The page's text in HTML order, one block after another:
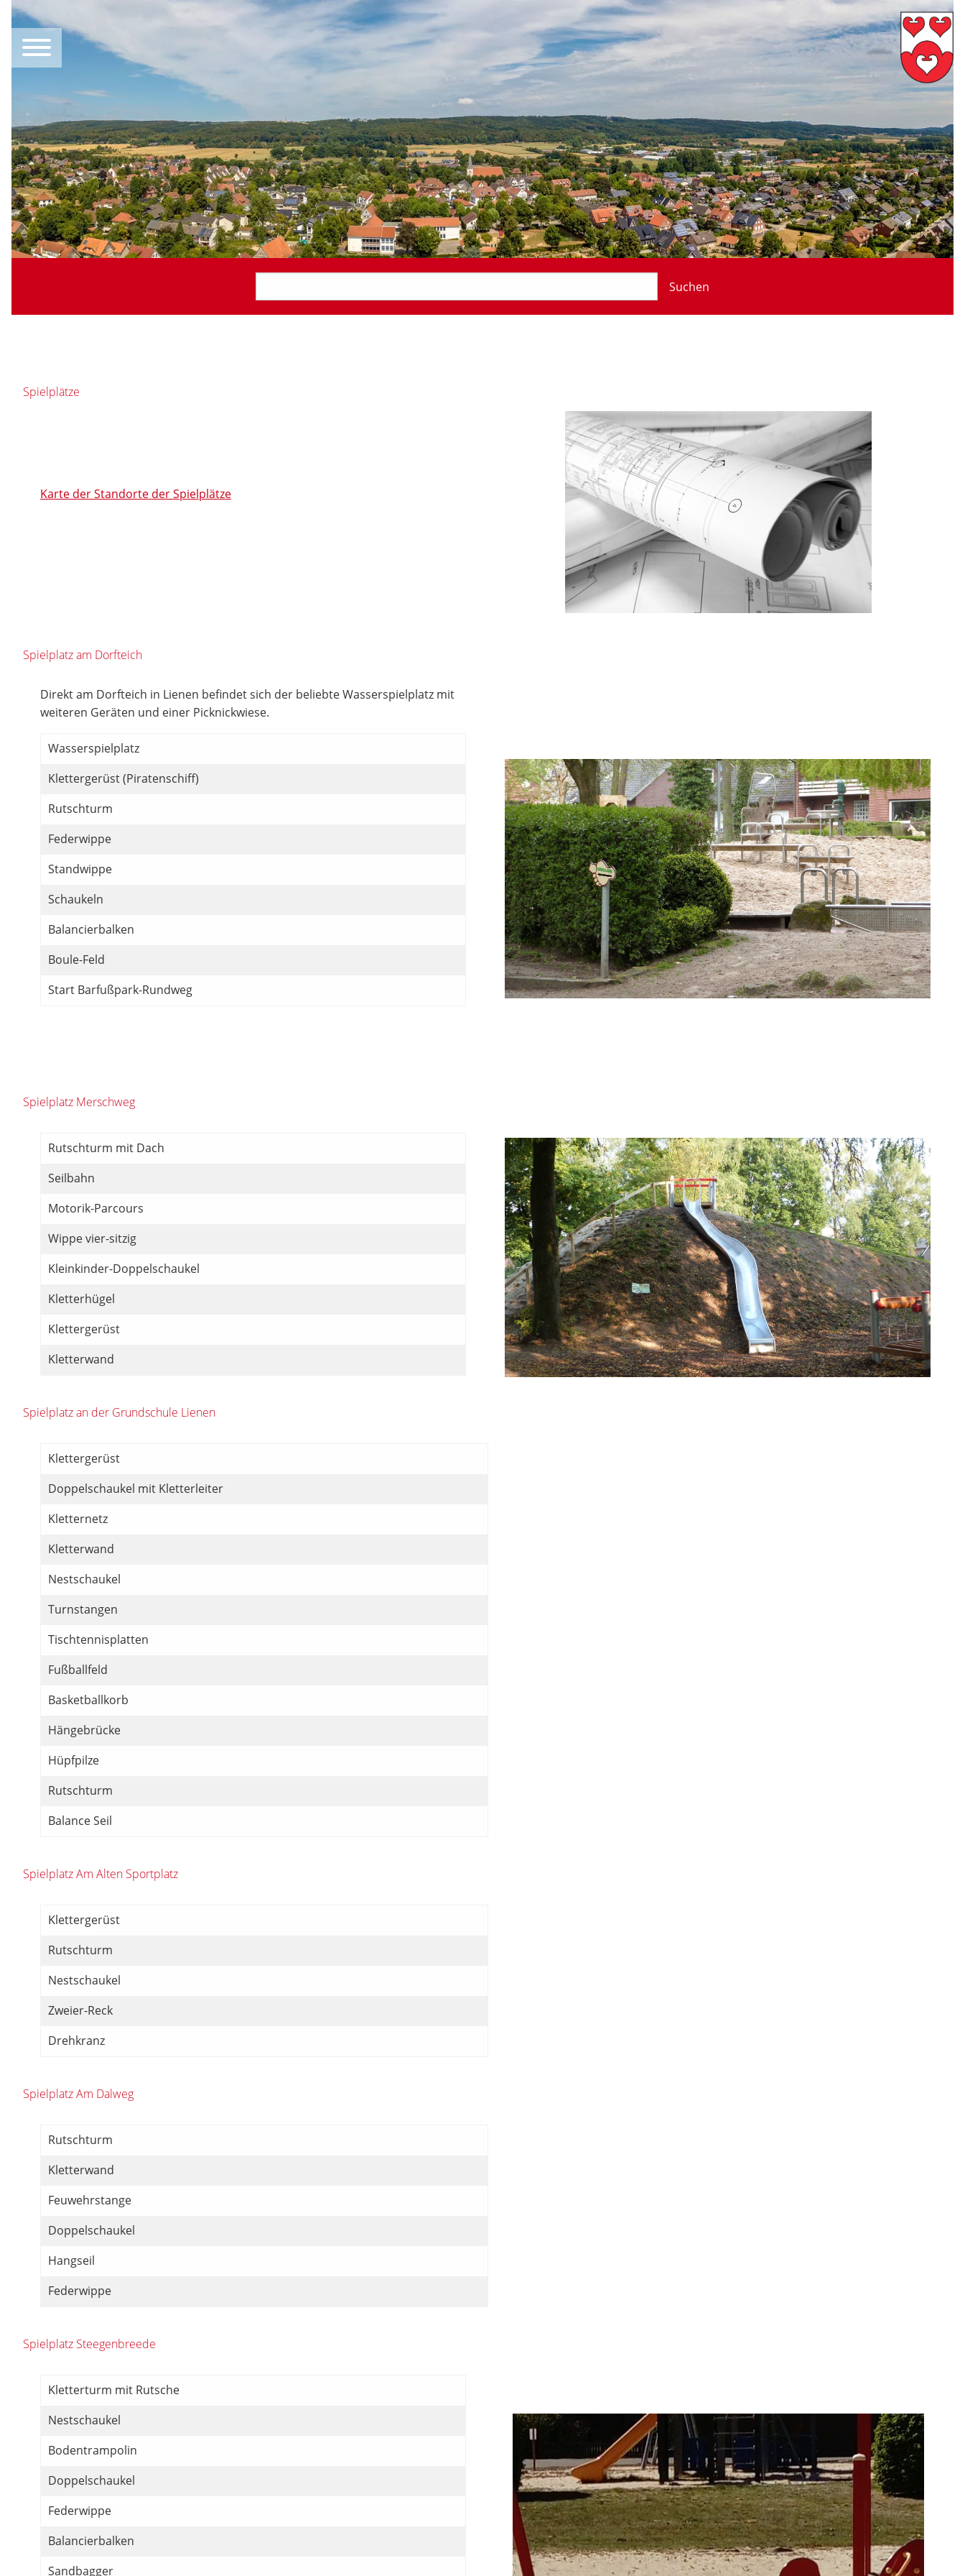
Suchen
Spielplätze
Karte der Standorte der Spielplätze
Spielplatz am Dorfteich
Direkt am Dorfteich in Lienen befindet sich der beliebte Wasserspielplatz mit
weiteren Geräten und einer Picknickwiese.
Wasserspielplatz
Klettergerüst (Piratenschiff)
Rutschturm
Federwippe
Standwippe
Schaukeln
Balancierbalken
Boule-Feld
Start Barfußpark-Rundweg
Spielplatz Merschweg
Rutschturm mit Dach
Seilbahn
Motorik-Parcours
Wippe vier-sitzig
Kleinkinder-Doppelschaukel
Kletterhügel
Klettergerüst
Kletterwand
Spielplatz an der Grundschule Lienen
Klettergerüst
Doppelschaukel mit Kletterleiter
Kletternetz
Kletterwand
Nestschaukel
Turnstangen
Tischtennisplatten
Fußballfeld
Basketballkorb
Hängebrücke
Hüpfpilze
Rutschturm
Balance Seil
Spielplatz Am Alten Sportplatz
Klettergerüst
Rutschturm
Nestschaukel
Zweier-Reck
Drehkranz
Spielplatz Am Dalweg
Rutschturm
Kletterwand
Feuwehrstange
Doppelschaukel
Hangseil
Federwippe
Spielplatz Steegenbreede
Kletterturm mit Rutsche
Nestschaukel
Bodentrampolin
Doppelschaukel
Federwippe
Balancierbalken
Sandbagger